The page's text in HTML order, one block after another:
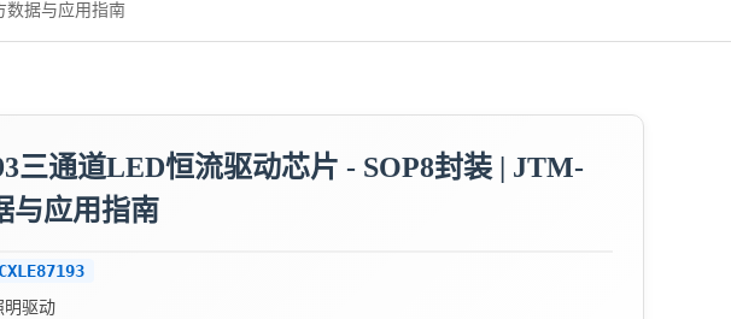
数据与应用指南
三通道LED恒流驱动芯片 - SOP8封装 | JTM-
与应用指南
CXLE87193
明驱动